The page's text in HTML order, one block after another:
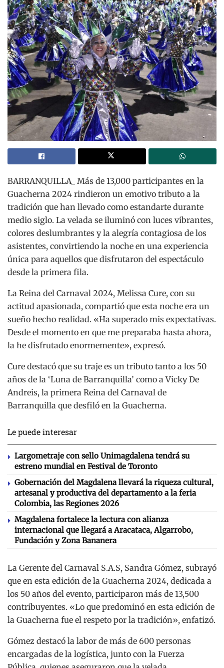
BARRANQUILLA_ Más de 13,000 participantes en la
Guacherna 2024 rindieron un emotivo tributo a la
tradición que han llevado como estandarte durante
medio siglo. La velada se iluminó con luces vibrantes,
colores deslumbrantes y la alegría contagiosa de los
asistentes, convirtiendo la noche en una experiencia
única para aquellos que disfrutaron del espectáculo
desde la primera fila.
La Reina del Carnaval 2024, Melissa Cure, con su
actitud apasionada, compartió que esta noche era un
sueño hecho realidad. «Ha superado mis expectativas.
Desde el momento en que me preparaba hasta ahora,
la he disfrutado enormemente», expresó.
Cure destacó que su traje es un tributo tanto a los 50
años de la ‘Luna de Barranquilla’ como a Vicky De
Andreis, la primera Reina del Carnaval de
Barranquilla que desfiló en la Guacherna.
Le puede interesar
Largometraje con sello Unimagdalena tendrá su
estreno mundial en Festival de Toronto
Gobernación del Magdalena llevará la riqueza cultural,
artesanal y productiva del departamento a la feria
Colombia, las Regiones 2026
Magdalena fortalece la lectura con alianza
internacional que llegará a Aracataca, Algarrobo,
Fundación y Zona Bananera
La Gerente del Carnaval S.A.S, Sandra Gómez, subrayó
que en esta edición de la Guacherna 2024, dedicada a
los 50 años del evento, participaron más de 13,500
contribuyentes. «Lo que predominó en esta edición de
la Guacherna fue el respeto por la tradición», enfatizó.
Gómez destacó la labor de más de 600 personas
encargadas de la logística, junto con la Fuerza